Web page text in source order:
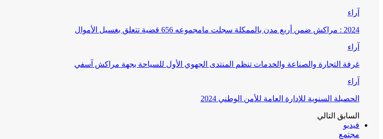
آراء
2024 : مراكش ضمن أربع مدن بالممكلة سجلت مامجموعه 656 قضية تتعلق بغسيل الأموال
آراء
غرفة التجارة والصناعة والخدمات تنظم المنتدى الجهوي الأول للسياحة بجهة مراكش آسفي
آراء
الحصيلة السنوية للإدارة العامة للأمن الوطني 2024
السابق التالي
فيديو
مجتمع